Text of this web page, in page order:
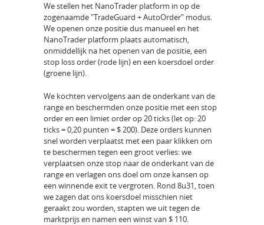
We stellen het NanoTrader platform in op de
zogenaamde "TradeGuard + AutoOrder" modus.
We openen onze positie dus manueel en het
NanoTrader platform plaats automatisch,
onmiddellijk na het openen van de positie, een
stop loss order (rode lijn) en een koersdoel order
(groene lijn).
We kochten vervolgens aan de onderkant van de
range en beschermden onze positie met een stop
order en een limiet order op 20 ticks (let op: 20
ticks = 0,20 punten = $ 200). Deze orders kunnen
snel worden verplaatst met een paar klikken om
te beschermen tegen een groot verlies: we
verplaatsen onze stop naar de onderkant van de
range en verlagen ons doel om onze kansen op
een winnende exit te vergroten. Rond 8u31, toen
we zagen dat ons koersdoel misschien niet
geraakt zou worden, stapten we uit tegen de
marktprijs en namen een winst van $ 110.